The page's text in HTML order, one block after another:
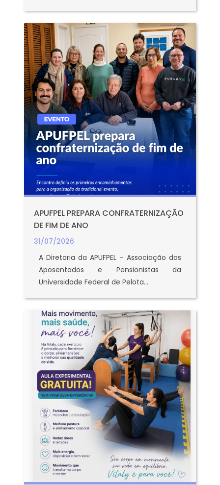
APUFPEL PREPARA CONFRATERNIZAÇÃO
DE FIM DE ANO
31/07/2026
A Diretoria da APUFPEL – Associação dos
Aposentados e Pensionistas da
Universidade Federal de Pelota...